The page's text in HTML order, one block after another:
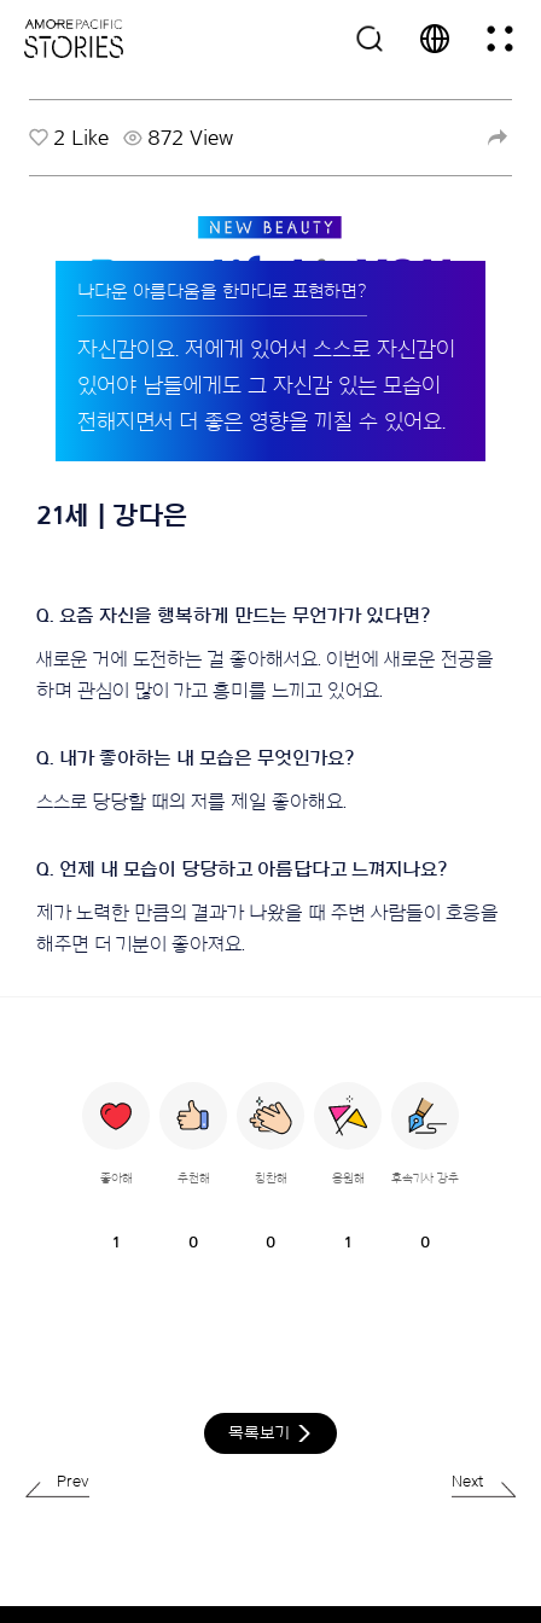
2 Like 872 View
나다운 아름다움을 한마디로 표현하면?
자신감이요. 저에게 있어서 스스로 자신감이
있어야 남들에게도 그 자신감 있는 모습이
전해지면서 더 좋은 영향을 끼칠 수 있어요.
21세 | 강다은
새로운 거에 도전하는 걸 좋아해서요. 이번에 새로운 전공을
하며 관심이 많이 가고 흥미를 느끼고 있어요.
스스로 당당할 때의 저를 제일 좋아해요.
제가 노력한 만큼의 결과가 나왔을 때 주변 사람들이 호응을
해주면 더 기분이 좋아져요.
좋아해
1
추천해
0
칭찬해
0
응원해
1
후속기사 강추
0
목록보기
Prev Next